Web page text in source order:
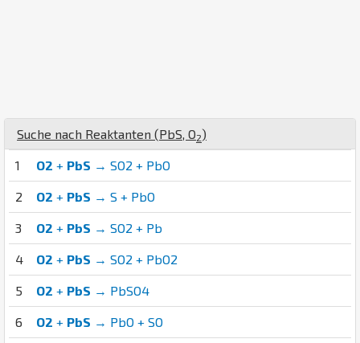
Suche nach Reaktanten (PbS, O2)
1 O2 + PbS → SO2 + PbO
2 O2 + PbS → S + PbO
3 O2 + PbS → SO2 + Pb
4 O2 + PbS → SO2 + PbO2
5 O2 + PbS → PbSO4
6 O2 + PbS → PbO + SO